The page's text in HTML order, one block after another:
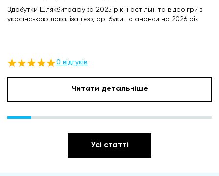
Здобутки Шлякбитрафу за 2025 рік: настільні та відеоігри з
українською локалізацією, артбуки та анонси на 2026 рік
0 відгуків
Читати детальніше
Усі статті